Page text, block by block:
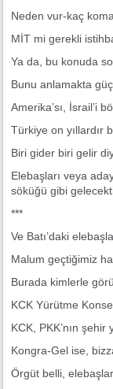
Neden vur-kaç
MİT mi gerekli
Ya da, bu konuda
Bunu anlamakta
Amerika’sı, İsrail’i
Türkiye on yıllardır
Biri gider biri gelir
Elebaşları veya
söküğü gibi
***
Ve Batı’daki
Malum geçtiğimiz
Burada kimlerle
KCK Yürütme
KCK, PKK’nın şehir
Kongra-Gel ise,
Örgüt belli,